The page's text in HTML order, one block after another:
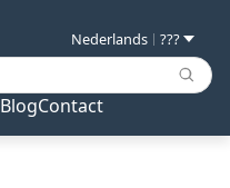
BlogContact
Nederlands | ???